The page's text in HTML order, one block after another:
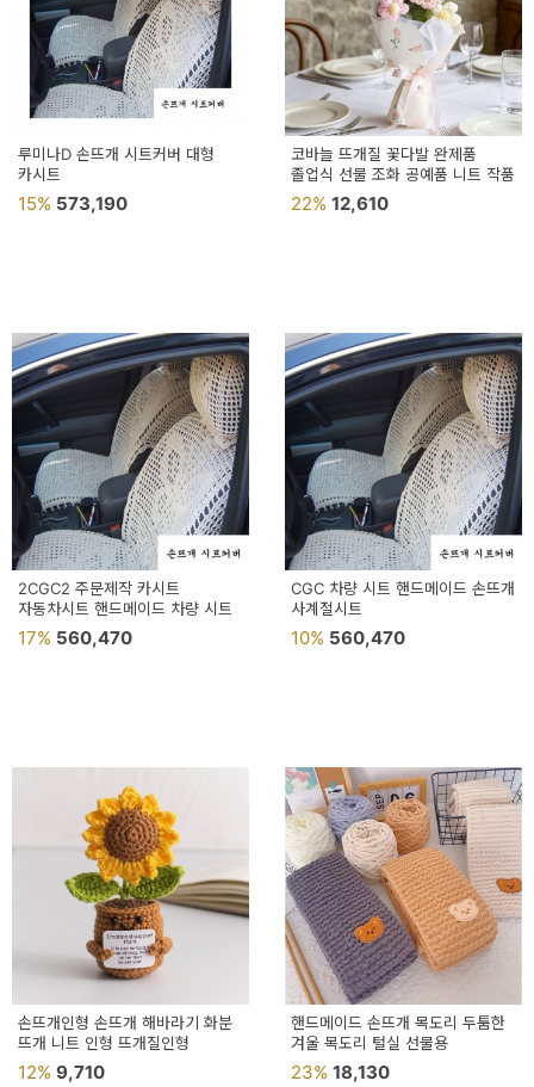
튼/
블
라
드
수
예
베
스
트
모
자
이
기
획
루미나D 손뜨개 시트커버 대형
카시트
15% 573,190
코바늘 뜨개질 꽃다발 완제품
졸업식 선물 조화 공예품 니트 작품
22% 12,610
2CGC2 주문제작 카시트
자동차시트 핸드메이드 차량 시트
17% 560,470
CGC 차량 시트 핸드메이드 손뜨개
사계절시트
10% 560,470
손뜨개인형 손뜨개 해바라기 화분
뜨개 니트 인형 뜨개질인형
12% 9,710
핸드메이드 손뜨개 목도리 두툼한
겨울 목도리 털실 선물용
23% 18,130